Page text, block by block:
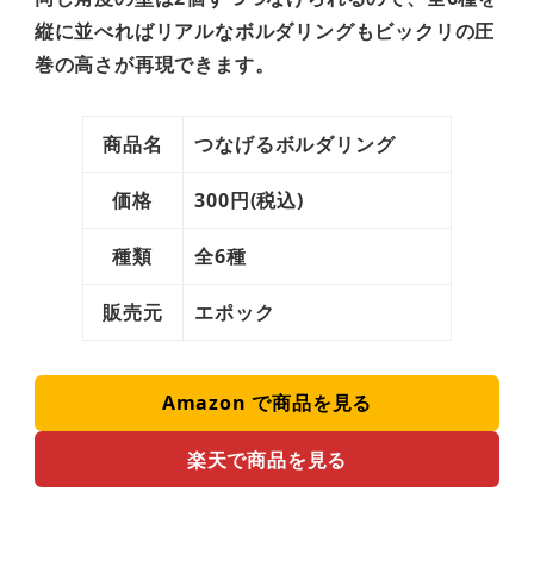
縦に並べればリアルなボルダリングもビックリの圧
巻の高さが再現できます。
商品名 つなげるボルダリング
価格 300円(税込)
種類 全6種
販売元 エポック
Amazon で商品を見る
楽天で商品を見る